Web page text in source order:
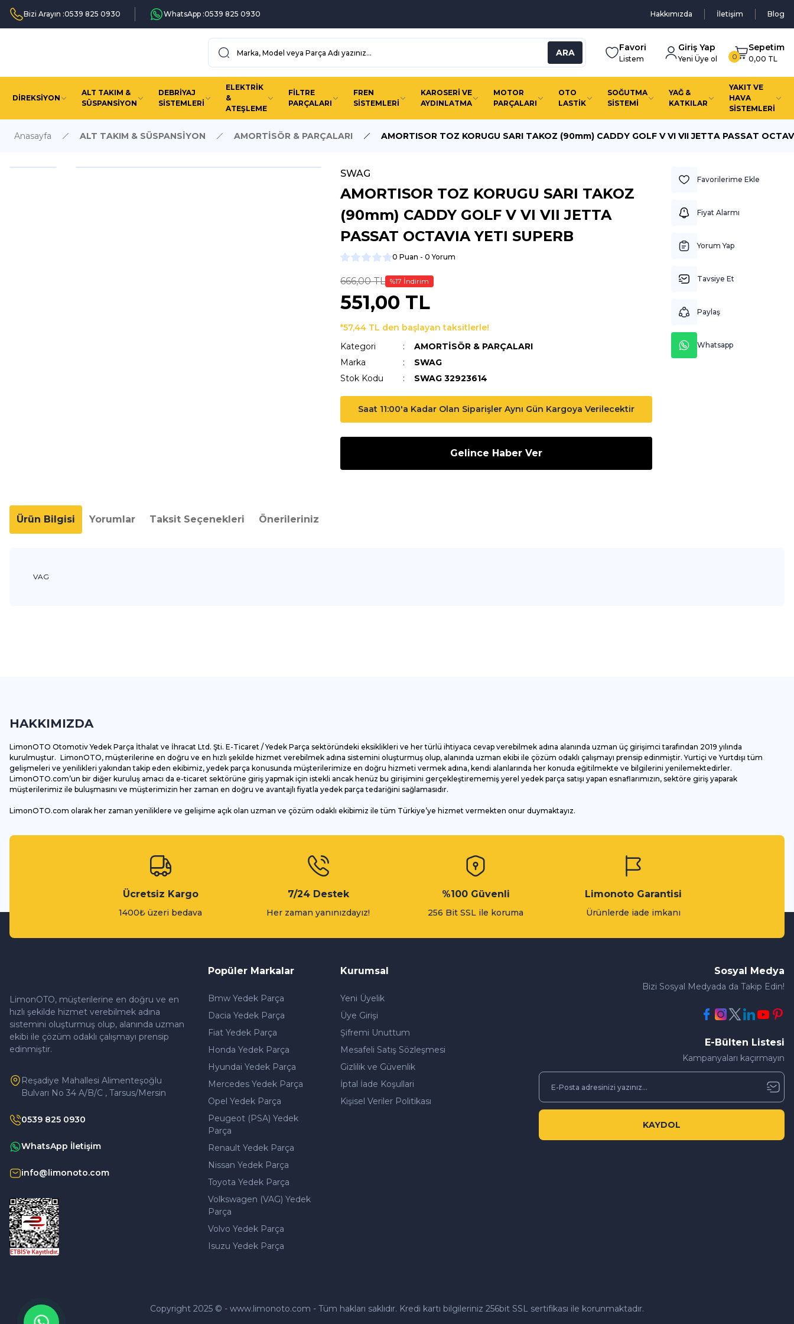
Bizi Arayın :0539 825 0930 WhatsApp :0539 825 0930 Hakkımızda İletişim Blog
ARA Favori
Listem
Giriş Yap
Yeni Üye ol 0
Sepetim
0,00 TL
DİREKSİYON
ALT TAKIM &
SÜSPANSİYON
DEBRİYAJ
SİSTEMLERİ
ELEKTRİK
&
ATEŞLEME
FİLTRE
PARÇALARI
FREN
SİSTEMLERİ
KAROSERİ VE
AYDINLATMA
MOTOR
PARÇALARI
OTO
LASTİK
SOĞUTMA
SİSTEMİ
YAĞ &
KATKILAR
YAKIT VE
HAVA
SİSTEMLERİ
Anasayfa ALT TAKIM & SÜSPANSİYON AMORTİSÖR & PARÇALARI AMORTISOR TOZ KORUGU SARI TAKOZ (90mm) CADDY GOLF V VI VII JETTA PASSAT
SWAG
AMORTISOR TOZ KORUGU SARI TAKOZ
(90mm) CADDY GOLF V VI VII JETTA
PASSAT OCTAVIA YETI SUPERB
0 Puan - 0 Yorum
666,00 TL %17 İndirim
551,00 TL
*57,44 TL den başlayan taksitlerle!
Kategori
AMORTİSÖR & PARÇALARI
Marka
SWAG
Stok Kodu
SWAG 32923614
Saat 11:00'a Kadar Olan Siparişler Aynı Gün Kargoya Verilecektir
Gelince Haber Ver
Fiyat Alarmı
Yorum Yap
Tavsiye Et
Paylaş
Whatsapp
Ürün Bilgisi Yorumlar Taksit Seçenekleri Önerileriniz
VAG
Ürün bilgilerinde hatalar bulunuyor.
Bu ürüne benzer farklı alternatifler olmalı.
Gönder
HAKKIMIZDA
LimonOTO Otomotiv Yedek Parça İthalat ve İhracat Ltd. Şti. E-Ticaret / Yedek Parça sektöründeki eksiklikleri ve her türlü ihtiyaca cevap verebilmek adına alanında uzman üç girişimci tarafından 2019 yılında
kurulmuştur. LimonOTO, müşterilerine en doğru ve en hızlı şekilde hizmet verebilmek adına sistemini oluşturmuş olup, alanında uzman ekibi ile çözüm odaklı çalışmayı prensip edinmiştir. Yurtiçi ve Yurtdışı tüm
gelişmeleri ve yenilikleri yakından takip eden ekibimiz, yedek parça konusunda müşterilerimize en doğru hizmeti vermek adına, kendi alanlarında her konuda eğitilmekte ve bilgilerini yenilemektedirler.
LimonOTO.com’un bir diğer kuruluş amacı da e-ticaret sektörüne giriş yapmak için istekli ancak henüz bu girişimini gerçekleştirememiş yerel yedek parça satışı yapan esnaflarımızın, sektöre giriş yaparak
müşterilerimiz ile buluşmasını ve müşterimizin her zaman en doğru ve avantajlı fiyatla yedek parça tedariğini sağlamasıdır.
LimonOTO.com olarak her zaman yeniliklere ve gelişime açık olan uzman ve çözüm odaklı ekibimiz ile tüm Türkiye’ye hizmet vermekten onur duymaktayız.
Ücretsiz Kargo
1400₺ üzeri bedava
7/24 Destek
Her zaman yanınızdayız!
%100 Güvenli
256 Bit SSL ile koruma
Limonoto Garantisi
Ürünlerde iade imkanı
LimonOTO, müşterilerine en doğru ve en
hızlı şekilde hizmet verebilmek adına
sistemini oluşturmuş olup, alanında uzman
ekibi ile çözüm odaklı çalışmayı prensip
edinmiştir.
Reşadiye Mahallesi Alimenteşoğlu
Bulvarı No 34 A/B/C , Tarsus/Mersin
0539 825 0930
WhatsApp İletişim
info@limonoto.com
Popüler Markalar
Bmw Yedek Parça
Dacia Yedek Parça
Fiat Yedek Parça
Honda Yedek Parça
Hyundai Yedek Parça
Mercedes Yedek Parça
Opel Yedek Parça
Peugeot (PSA) Yedek
Parça
Renault Yedek Parça
Nissan Yedek Parça
Toyota Yedek Parça
Volkswagen (VAG) Yedek
Parça
Volvo Yedek Parça
Isuzu Yedek Parça
Kurumsal
Yeni Üyelik
Üye Girişi
Şifremi Unuttum
Mesafeli Satış Sözleşmesi
Gizlilik ve Güvenlik
İptal İade Koşullari
Kişisel Veriler Politikası
Sosyal Medya
Bizi Sosyal Medyada da Takip Edin!
E-Bülten Listesi
Kampanyaları kaçırmayın
KAYDOL
Copyright 2025 © - www.limonoto.com - Tüm hakları saklıdır. Kredi kartı bilgileriniz 256bit SSL sertifikası ile korunmaktadır.